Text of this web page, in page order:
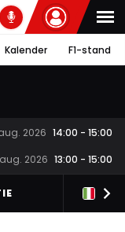
Kalender F1-stand
2026 14:00 - 15:00
2026 13:00 - 15:00